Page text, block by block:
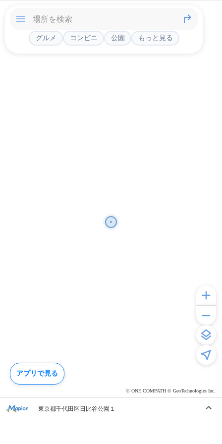
© ONE COMPATH © GeoTechnologies Inc.
グルメ コンビニ 公園 もっと見る
東京都千代田区日比谷公園１
アプリで見る